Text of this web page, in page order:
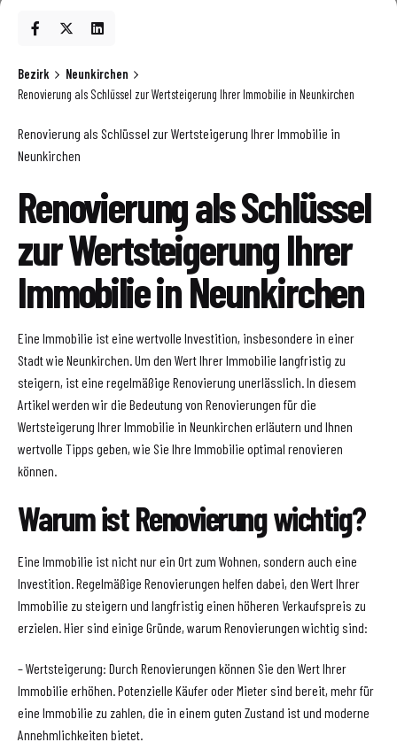
Bezirk
Neunkirchen
Renovierung als Schlüssel zur Wertsteigerung Ihrer Immobilie in Neunkirchen
Renovierung als Schlüssel zur Wertsteigerung Ihrer Immobilie in
Neunkirchen
Renovierung als Schlüssel
zur Wertsteigerung Ihrer
Immobilie in Neunkirchen
Eine Immobilie ist eine wertvolle Investition, insbesondere in einer
Stadt wie Neunkirchen. Um den Wert Ihrer Immobilie langfristig zu
steigern, ist eine regelmäßige Renovierung unerlässlich. In diesem
Artikel werden wir die Bedeutung von Renovierungen für die
Wertsteigerung Ihrer Immobilie in Neunkirchen erläutern und Ihnen
wertvolle Tipps geben, wie Sie Ihre Immobilie optimal renovieren
können.
Warum ist Renovierung wichtig?
Eine Immobilie ist nicht nur ein Ort zum Wohnen, sondern auch eine
Investition. Regelmäßige Renovierungen helfen dabei, den Wert Ihrer
Immobilie zu steigern und langfristig einen höheren Verkaufspreis zu
erzielen. Hier sind einige Gründe, warum Renovierungen wichtig sind:
– Wertsteigerung: Durch Renovierungen können Sie den Wert Ihrer
Immobilie erhöhen. Potenzielle Käufer oder Mieter sind bereit, mehr für
eine Immobilie zu zahlen, die in einem guten Zustand ist und moderne
Annehmlichkeiten bietet.